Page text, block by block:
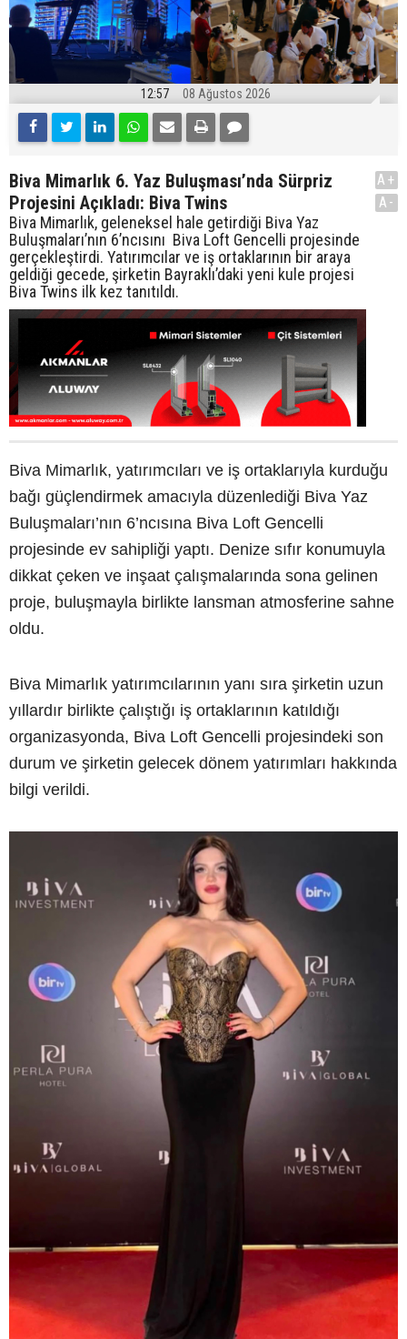
12:57 08 Ağustos 2026
Biva Mimarlık 6. Yaz Buluşması’nda Sürpriz
Projesini Açıkladı: Biva Twins
Biva Mimarlık, geleneksel hale getirdiği Biva Yaz
Buluşmaları’nın 6’ncısını Biva Loft Gencelli projesinde
gerçekleştirdi. Yatırımcılar ve iş ortaklarının bir araya
geldiği gecede, şirketin Bayraklı’daki yeni kule projesi
Biva Twins ilk kez tanıtıldı.
A+
A-
Biva Mimarlık, yatırımcıları ve iş ortaklarıyla kurduğu
bağı güçlendirmek amacıyla düzenlediği Biva Yaz
Buluşmaları’nın 6’ncısına Biva Loft Gencelli
projesinde ev sahipliği yaptı. Denize sıfır konumuyla
dikkat çeken ve inşaat çalışmalarında sona gelinen
proje, buluşmayla birlikte lansman atmosferine sahne
oldu.
Biva Mimarlık yatırımcılarının yanı sıra şirketin uzun
yıllardır birlikte çalıştığı iş ortaklarının katıldığı
organizasyonda, Biva Loft Gencelli projesindeki son
durum ve şirketin gelecek dönem yatırımları hakkında
bilgi verildi.